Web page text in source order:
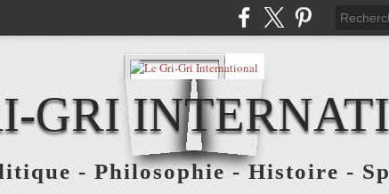
GRI
- Philosophie - Histoire -